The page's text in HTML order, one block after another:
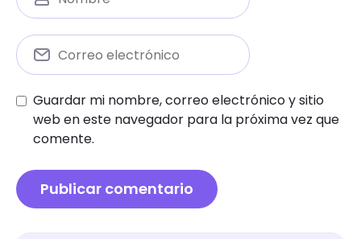
Guardar mi nombre, correo electrónico y sitio
web en este navegador para la próxima vez que
comente.